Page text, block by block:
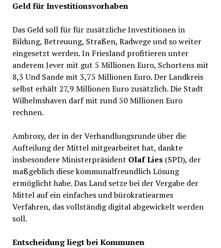
Geld für Investitionsvorhaben
Das Geld soll für für zusätzliche Investitionen in
Bildung, Betreuung, Straßen, Radwege und so weiter
eingesetzt werden. In Friesland profitieren unter
anderem Jever mit gut 5 Millionen Euro, Schortens mit
8,3 Und Sande mit 3,75 Millionen Euro. Der Landkreis
selbst erhält 27,9 Millionen Euro zusätzlich. Die Stadt
Wilhelmshaven darf mit rund 50 Millionen Euro
rechnen.
Ambrosy, der in der Verhandlungsrunde über die
Aufteilung der Mittel mitgearbeitet hat, dankte
insbesondere Ministerpräsident Olaf Lies(SPD), der
maßgeblich diese kommunalfreundlich Lösung
ermöglicht habe. Das Land setze bei der Vergabe der
Mittel auf ein einfaches und bürokratiearmes
Verfahren, das vollständig digital abgewickelt werden
soll.
Entscheidung liegt bei Kommunen